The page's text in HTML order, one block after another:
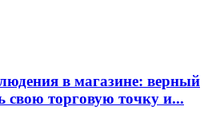
в магазине: верный
свою торговую точку и...